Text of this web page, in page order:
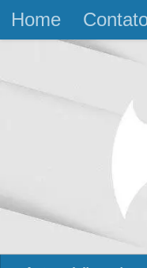
Skip to
Home